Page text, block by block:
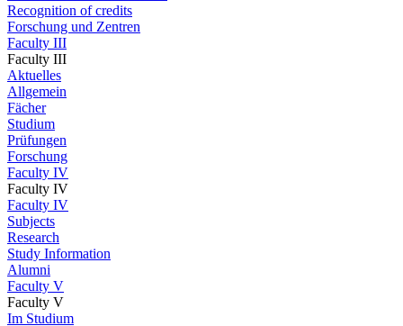
Recognition of credits
Forschung und Zentren
Faculty III
Faculty III
Aktuelles
Allgemein
Fächer
Studium
Prüfungen
Forschung
Faculty IV
Faculty IV
Faculty IV
Subjects
Research
Study Information
Alumni
Faculty V
Faculty V
Im Studium